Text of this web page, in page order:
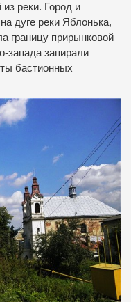
реки. Город и
дуге реки Яблонька,
границу прирынковой
запада запирали
бастионных